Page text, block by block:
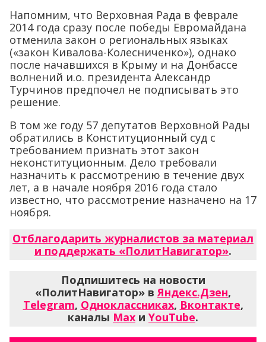
Напомним, что Верховная Рада в феврале
2014 года сразу после победы Евромайдана
отменила закон о региональных языках
(«закон Кивалова-Колесниченко»), однако
после начавшихся в Крыму и на Донбассе
волнений и.о. президента Александр
Турчинов предпочел не подписывать это
решение.
В том же году 57 депутатов Верховной Рады
обратились в Конституционный суд с
требованием признать этот закон
неконституционным. Дело требовали
назначить к рассмотрению в течение двух
лет, а в начале ноября 2016 года стало
известно, что рассмотрение назначено на 17
ноября.
Отблагодарить журналистов за материал
и поддержать «ПолитНавигатор».
Подпишитесь на новости
«ПолитНавигатор» вЯндекс.Дзен,
Telegram, Одноклассниках, Вконтакте,
каналы Max и YouTube.